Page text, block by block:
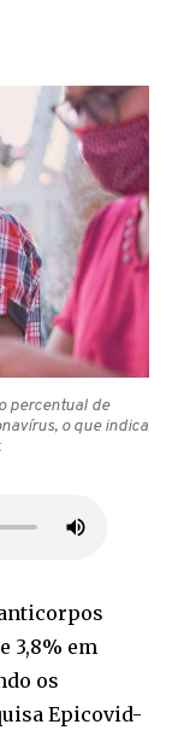
percentual de
o que indica
3,8% em
os
Epicovid-